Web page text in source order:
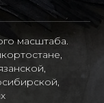
масштаба.